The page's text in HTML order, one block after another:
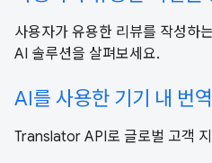
사용자가 유용한 리뷰를 작성하
AI 솔루션을 살펴보세요.
AI를 사용한 기기 내 번역
Translator API로 글로벌 고객